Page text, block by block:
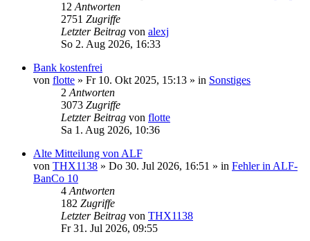
12 Antworten
2751 Zugriffe
Letzter Beitrag von alexj
So 2. Aug 2026, 16:33
Bank kostenfrei
von flotte » Fr 10. Okt 2025, 15:13 » in Sonstiges
2 Antworten
3073 Zugriffe
Letzter Beitrag von flotte
Sa 1. Aug 2026, 10:36
Alte Mitteilung von ALF
von THX1138 » Do 30. Jul 2026, 16:51 » in Fehler in ALF-
BanCo 10
4 Antworten
182 Zugriffe
Letzter Beitrag von THX1138
Fr 31. Jul 2026, 09:55